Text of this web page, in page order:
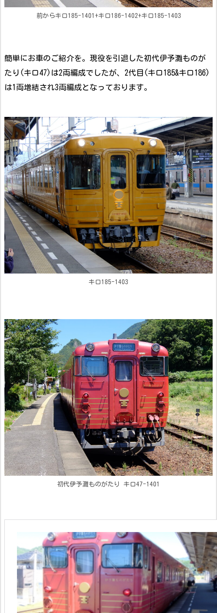
前からキロ185-1401+キロ186-1402+キロ185-1403
簡単にお車のご紹介を。現役を引退した初代伊予灘ものが
たり(キロ47)は2両編成でしたが、2代目(キロ185&キロ186)
は1両増結され3両編成となっております。
キロ185-1403
初代伊予灘ものがたり キロ47-1401